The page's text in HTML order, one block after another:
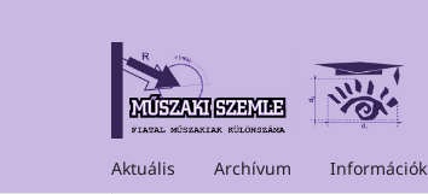
Aktuális Archívum Információk